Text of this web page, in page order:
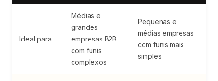
Ideal para
Médias e
grandes
empresas B2B
com funis
complexos
Pequenas e
médias empresas
com funis mais
simples